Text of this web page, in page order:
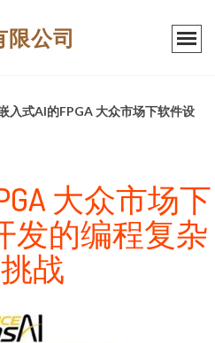
限公司
入式AI的FPGA 大众市场下软件设
大众市场下
发的编程复杂
战